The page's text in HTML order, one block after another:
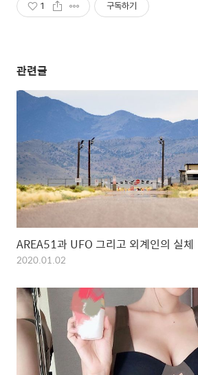
1 구독하기
관련글
AREA51과 UFO 그리고 외계인의 실체
2020.01.02